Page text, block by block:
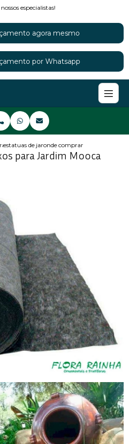
especialistas!
agora mesmo
por Whatsapp
jardins
estatuas de jardimonde comprar seixos para
para Jardim Mooca